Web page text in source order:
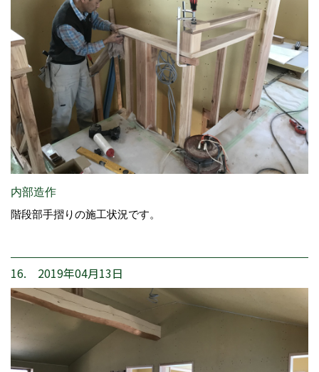
内部造作
階段部手摺りの施工状況です。
16. 2019年04月13日